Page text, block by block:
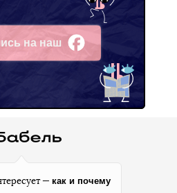
на наш
— как и почему